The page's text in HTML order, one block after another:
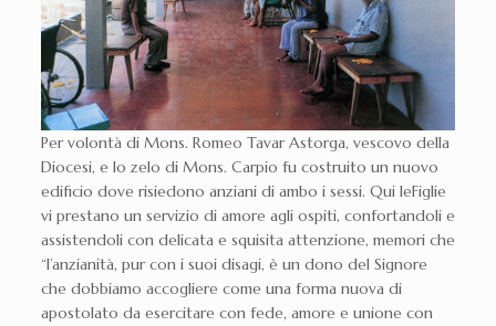
Per volontà di Mons. Romeo Tavar Astorga, vescovo della
Diocesi, e lo zelo di Mons. Carpio fu costruito un nuovo
edificio dove risiedono anziani di ambo i sessi. Qui leFiglie
vi prestano un servizio di amore agli ospiti, confortandoli e
assistendoli con delicata e squisita attenzione, memori che
“l’anzianità, pur con i suoi disagi, è un dono del Signore
che dobbiamo accogliere come una forma nuova di
apostolato da esercitare con fede, amore e unione con